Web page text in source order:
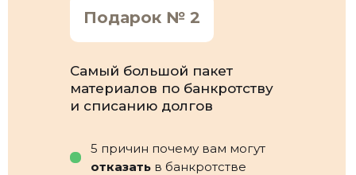
Подарок № 2
Самый большой пакет
материалов по банкротству
и списанию долгов
5 причин почему вам могут
отказать в банкротстве